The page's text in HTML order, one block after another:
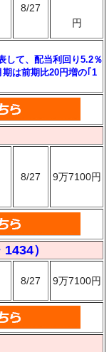
8/27
円
して、配当利回り5.2％
は前期比20円増の｢1
8/27 9万7100円
）
8/27 9万7100円